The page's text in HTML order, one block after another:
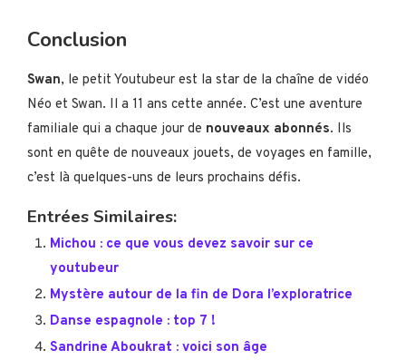
Conclusion
Swan, le petit Youtubeur est la star de la chaîne de vidéo
Néo et Swan. Il a 11 ans cette année. C’est une aventure
familiale qui a chaque jour de nouveaux abonnés. Ils
sont en quête de nouveaux jouets, de voyages en famille,
c’est là quelques-uns de leurs prochains défis.
Entrées Similaires:
Michou : ce que vous devez savoir sur ce
youtubeur
Mystère autour de la fin de Dora l’exploratrice
Danse espagnole : top 7 !
Sandrine Aboukrat : voici son âge